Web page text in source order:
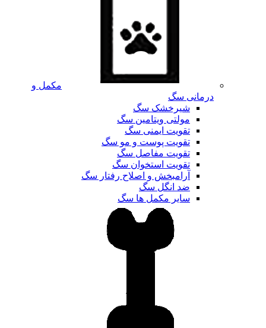
مکمل و
درمانی سگ
شیرخشک سگ
مولتی ویتامین سگ
تقویت ایمنی سگ
تقویت پوست و مو سگ
تقویت مفاصل سگ
تقویت استخوان سگ
آرامبخش و اصلاح رفتار سگ
ضد انگل سگ
سایر مکمل ها سگ